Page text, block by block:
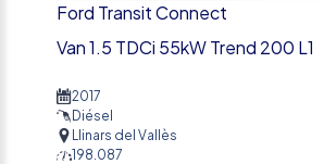
Ford Transit Connect
Van 1.5 TDCi 55kW Trend 200 L1
2017
Diésel
Llinars del Vallès
198.087